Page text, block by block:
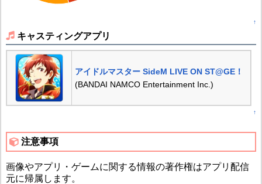
↑
キャスティングアプリ
アイドルマスター SideM LIVE ON ST@GE！
(BANDAI NAMCO Entertainment Inc.)
↑
注意事項
画像やアプリ・ゲームに関する情報の著作権はアプリ配信
元に帰属します。